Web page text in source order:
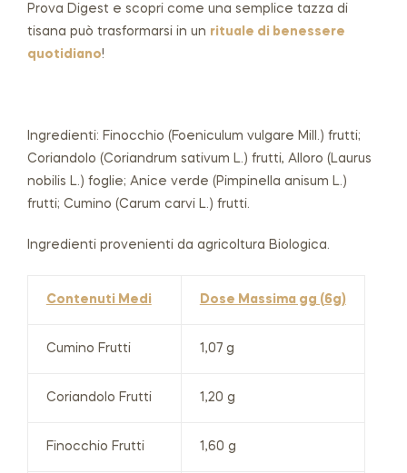
Prova Digest e scopri come una semplice tazza di
tisana può trasformarsi in un rituale di benessere
quotidiano!
Ingredienti: Finocchio (Foeniculum vulgare Mill.) frutti;
Coriandolo (Coriandrum sativum L.) frutti, Alloro (Laurus
nobilis L.) foglie; Anice verde (Pimpinella anisum L.)
frutti; Cumino (Carum carvi L.) frutti.
Ingredienti provenienti da agricoltura Biologica.
Contenuti Medi Dose Massima gg (6g)
Cumino Frutti 1,07 g
Coriandolo Frutti 1,20 g
Finocchio Frutti 1,60 g